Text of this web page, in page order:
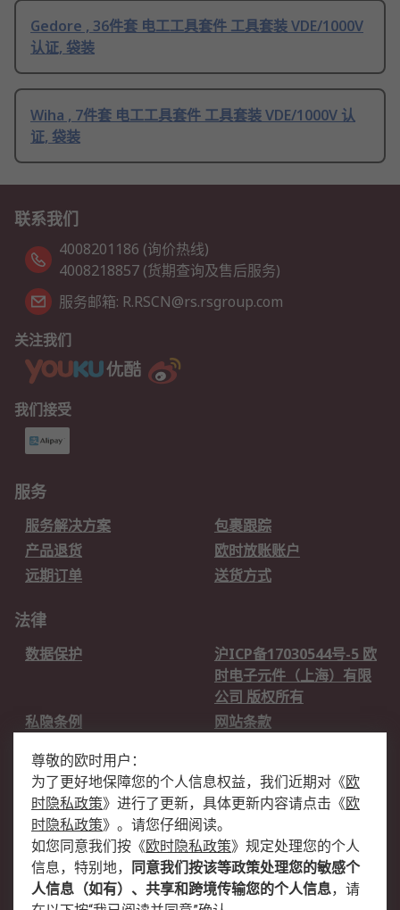
Gedore , 36件套 电工工具套件 工具套装 VDE/1000V
认证, 袋装
Wiha , 7件套 电工工具套件 工具套装 VDE/1000V 认
证, 袋装
联系我们
4008201186 (询价热线)
4008218857 (货期查询及售后服务)
服务邮箱: R.RSCN@rs.rsgroup.com
关注我们
我们接受
服务
服务解决方案
包裹跟踪
产品退货
欧时放账账户
远期订单
送货方式
法律
数据保护
沪ICP备17030544号-5 欧
时电子元件（上海）有限
公司 版权所有
私隐条例
网站条款
关于欧时
欧时销售条款
账户和付款
企业集团
全球办事处
关于我们
新闻中心
加入我们
尊敬的欧时用户：
为了更好地保障您的个人信息权益，我们近期对 《欧
时隐私政策》 进行了更新，具体更新内容请点击 《欧
时隐私政策》 。请您仔细阅读。
如您同意我们按 《欧时隐私政策》 规定处理您的个人
信息，特别地，
同意我们按该等政策处理您的敏感个
人信息（如有）、共享和跨境传输您的个人信息，请